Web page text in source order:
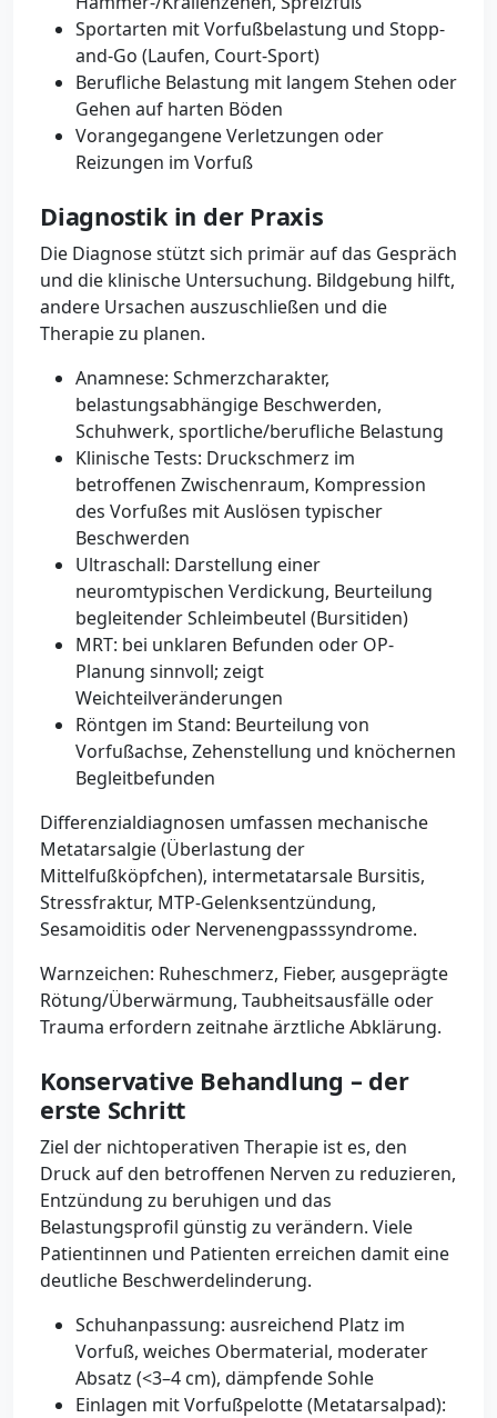
Sportarten mit Vorfußbelastung und Stopp-
and-Go (Laufen, Court-Sport)
Berufliche Belastung mit langem Stehen oder
Gehen auf harten Böden
Vorangegangene Verletzungen oder
Reizungen im Vorfuß
Diagnostik in der Praxis
Die Diagnose stützt sich primär auf das Gespräch
und die klinische Untersuchung. Bildgebung hilft,
andere Ursachen auszuschließen und die
Therapie zu planen.
Anamnese: Schmerzcharakter,
belastungsabhängige Beschwerden,
Schuhwerk, sportliche/berufliche Belastung
Klinische Tests: Druckschmerz im
betroffenen Zwischenraum, Kompression
des Vorfußes mit Auslösen typischer
Beschwerden
Ultraschall: Darstellung einer
neuromtypischen Verdickung, Beurteilung
begleitender Schleimbeutel (Bursitiden)
MRT: bei unklaren Befunden oder OP-
Planung sinnvoll; zeigt
Weichteilveränderungen
Röntgen im Stand: Beurteilung von
Vorfußachse, Zehenstellung und knöchernen
Begleitbefunden
Differenzialdiagnosen umfassen mechanische
Metatarsalgie (Überlastung der
Mittelfußköpfchen), intermetatarsale Bursitis,
Stressfraktur, MTP-Gelenksentzündung,
Sesamoiditis oder Nervenengpasssyndrome.
Warnzeichen: Ruheschmerz, Fieber, ausgeprägte
Rötung/Überwärmung, Taubheitsausfälle oder
Trauma erfordern zeitnahe ärztliche Abklärung.
Konservative Behandlung – der
erste Schritt
Ziel der nichtoperativen Therapie ist es, den
Druck auf den betroffenen Nerven zu reduzieren,
Entzündung zu beruhigen und das
Belastungsprofil günstig zu verändern. Viele
Patientinnen und Patienten erreichen damit eine
deutliche Beschwerdelinderung.
Schuhanpassung: ausreichend Platz im
Vorfuß, weiches Obermaterial, moderater
Absatz (<3–4 cm), dämpfende Sohle
Einlagen mit Vorfußpelotte (Metatarsalpad):